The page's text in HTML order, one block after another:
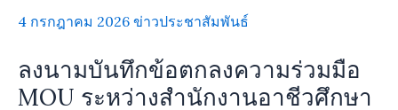
4 กรกฎาคม 2026 ข่าวประชาสัมพันธ์
ลงนามบันทึกข้อตกลงความร่วมมือ
MOU ระหว่างสำนักงานอาชีวศึกษา